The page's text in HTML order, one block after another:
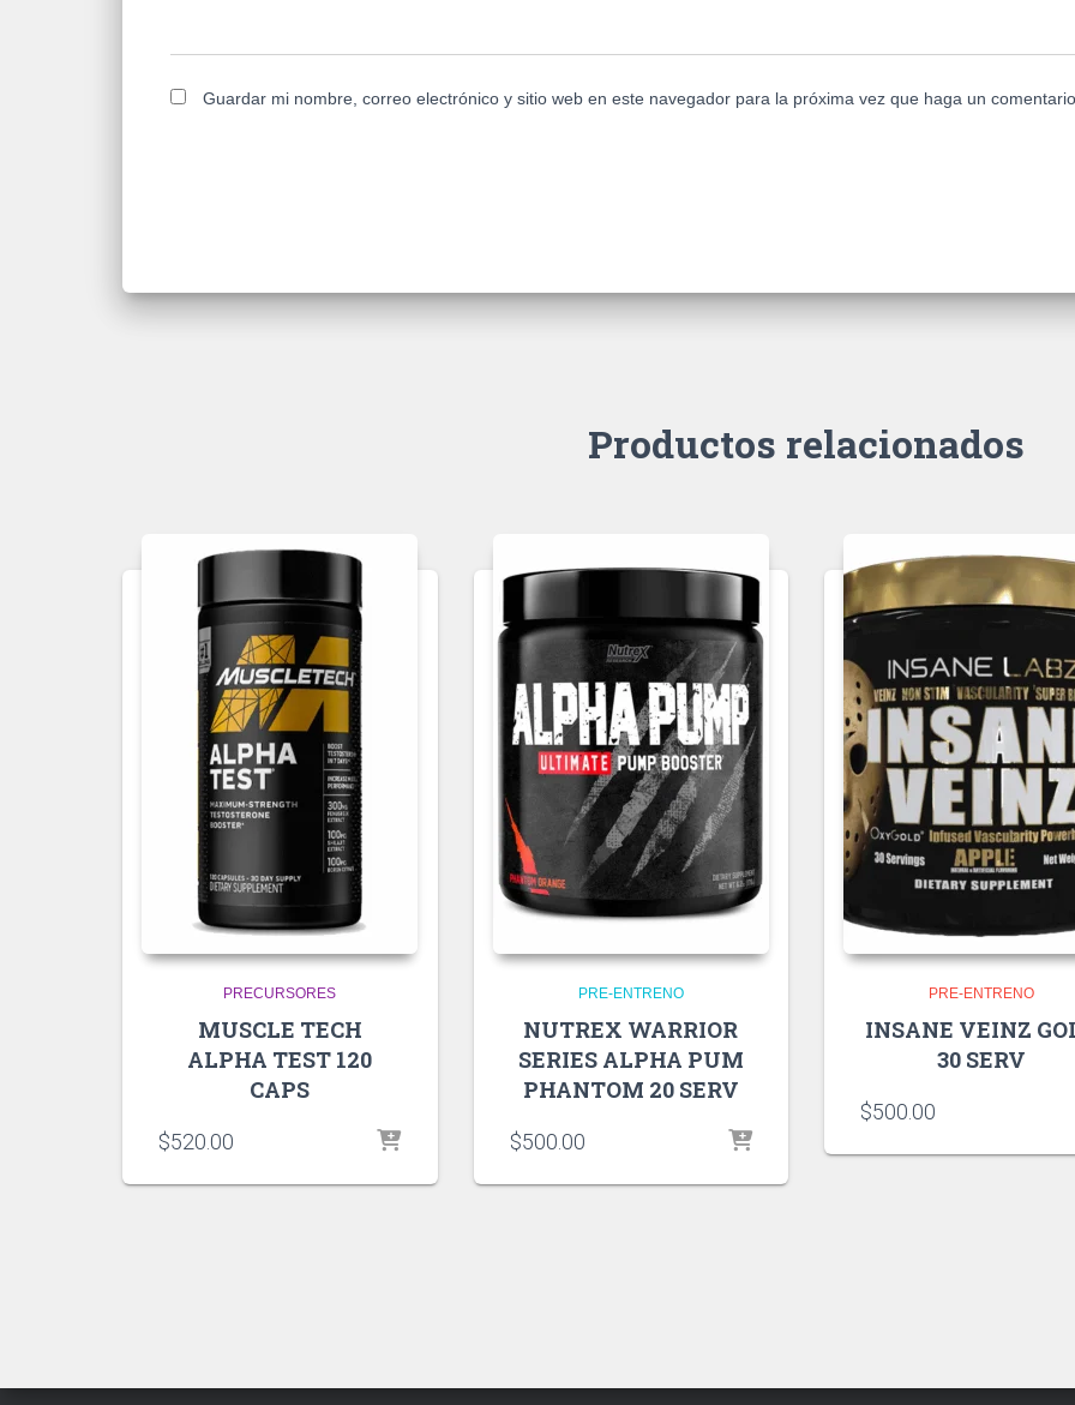
Guardar mi nombre, correo electrónico y sitio web en este navegador para la próxima vez que haga un
Productos relacionados
PRECURSORES
MUSCLE TECH
ALPHA TEST 120
CAPS
$520.00
PRE-ENTRENO
NUTREX WARRIOR
SERIES ALPHA PUM
PHANTOM 20 SERV
$500.00
PRE-ENTRENO
INSANE VEINZ
30 SERV
$500.00